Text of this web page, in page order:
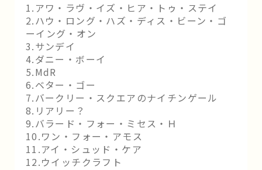
1.アワ・ラヴ・イズ・ヒア・トゥ・ステイ
2.ハウ・ロング・ハズ・ディス・ビーン・ゴ
ーイング・オン
3.サンデイ
4.ダニー・ボーイ
5.MdR
6.ベター・ゴー
7.バークリー・スクエアのナイチンゲール
8.リアリー？
9.バラード・フォー・ミセス・Ｈ
10.ワン・フォー・アモス
11.アイ・シュッド・ケア
12.ウイッチクラフト